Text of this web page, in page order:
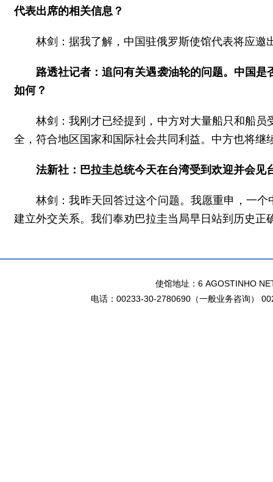
代表出席的相关信息？
林剑：据我了解，中国驻俄罗斯使馆代表将应邀
路透社记者：追问有关遇袭油轮的问题。中国
如何？
林剑：我刚才已经提到，中方对大量船只和船
全，符合地区国家和国际社会共同利益。中方也将
法新社：巴拉圭总统今天在台湾受到欢迎并会见
林剑：我昨天回答过这个问题。我愿重申，一
建立外交关系。我们奉劝巴拉圭当局早日站到历史正
使馆地址：6 AGOSTINHO
电话：00233-30-2780690（一般业务咨询）